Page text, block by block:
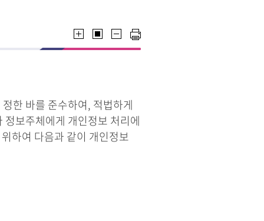
한 바를 준수하여, 적법하게
보주체에게 개인정보 처리에
하여 다음과 같이 개인정보